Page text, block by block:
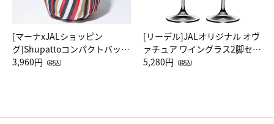
[マーナxJALショッピン
グ]Shupattoコンパクトバッグ
Drop JAL客室乗務員（LC）ス
3,960円 （税込）
[リーデル]JALオリジナル オヴ
ァチュア ワイングラス2脚セッ
ト（レッドワイン）
5,280円 （税込）